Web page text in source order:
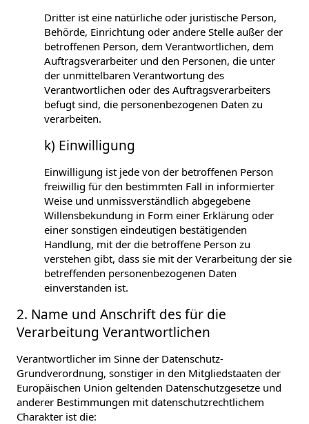
Dritter ist eine natürliche oder juristische Person,
Behörde, Einrichtung oder andere Stelle außer der
betroffenen Person, dem Verantwortlichen, dem
Auftragsverarbeiter und den Personen, die unter
der unmittelbaren Verantwortung des
Verantwortlichen oder des Auftragsverarbeiters
befugt sind, die personenbezogenen Daten zu
verarbeiten.
k) Einwilligung
Einwilligung ist jede von der betroffenen Person
freiwillig für den bestimmten Fall in informierter
Weise und unmissverständlich abgegebene
Willensbekundung in Form einer Erklärung oder
einer sonstigen eindeutigen bestätigenden
Handlung, mit der die betroffene Person zu
verstehen gibt, dass sie mit der Verarbeitung der sie
betreffenden personenbezogenen Daten
einverstanden ist.
2. Name und Anschrift des für die
Verarbeitung Verantwortlichen
Verantwortlicher im Sinne der Datenschutz-
Grundverordnung, sonstiger in den Mitgliedstaaten der
Europäischen Union geltenden Datenschutzgesetze und
anderer Bestimmungen mit datenschutzrechtlichem
Charakter ist die: